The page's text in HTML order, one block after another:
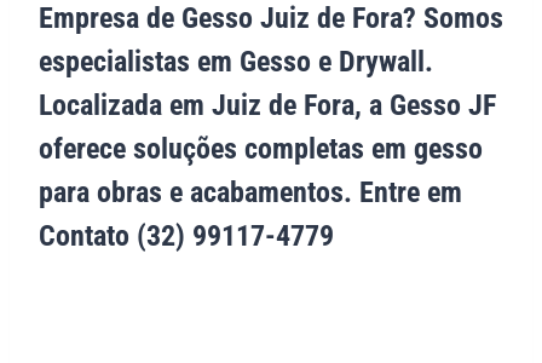
Empresa de Gesso Juiz de Fora? Somos
especialistas em Gesso e Drywall.
Localizada em Juiz de Fora, a Gesso JF
oferece soluções completas em gesso
para obras e acabamentos. Entre em
Contato (32) 99117-4779